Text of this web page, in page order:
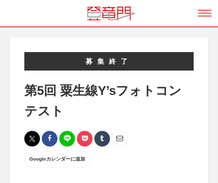
募集終了
第5回 粟生線Y’sフォトコン
テスト
Googleカレンダーに追加